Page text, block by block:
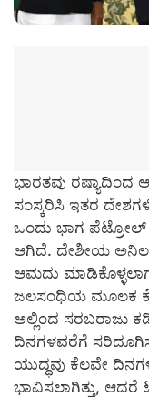
ಭಾರತವು ರಷ್ಯಾದಿಂದ
ಸಂಸ್ಕರಿಸಿ ಇತರ
ಒಂದು ಭಾಗ ಪೆಟ್ರೋಲ್
ಆಗಿದೆ. ದೇಶೀಯ ಅನಿಲ
ಆಮದು
ಜಲಸಂಧಿಯ ಮೂಲಕ
ಅಲ್ಲಿಂದ ಸರಬರಾಜು
ದಿನಗಳವರೆಗೆ
ಯುದ್ಧವು ಕೆಲವೇ
ಭಾವಿಸಲಾಗಿತ್ತು,